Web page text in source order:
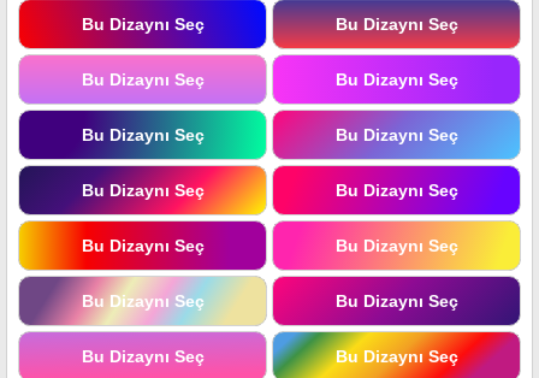
Bu Dizaynı Seç Bu Dizaynı Seç
Bu Dizaynı Seç Bu Dizaynı Seç
Bu Dizaynı Seç Bu Dizaynı Seç
Bu Dizaynı Seç Bu Dizaynı Seç
Bu Dizaynı Seç Bu Dizaynı Seç
Bu Dizaynı Seç Bu Dizaynı Seç
Bu Dizaynı Seç Bu Dizaynı Seç